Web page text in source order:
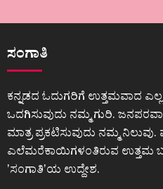
ಸಂಗಾತಿ
ಕನ್ನಡದ ಓದುಗರಿಗೆ ಉತ್ತಮವಾದ
ಒದಗಿಸುವುದು ನಮ್ಮ ಗುರಿ.
ಮಾತ್ರ ಪ್ರಕಟಿಸುವುದು ನಮ್ಮ
ಎಲೆಮರೆಕಾಯಿಗಳಂತಿರುವ ಉತ್ತಮ
ʼಸಂಗಾತಿʼಯ ಉದ್ದೇಶ.